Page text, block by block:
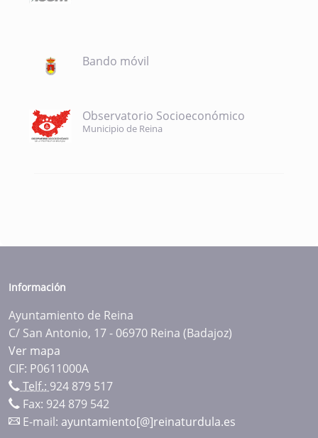
Bando móvil
Observatorio Socioeconómico
Municipio de Reina
Información
Ayuntamiento de Reina
C/ San Antonio, 17 - 06970 Reina (Badajoz)
Ver mapa
CIF: P0611000A
Telf.: 924 879 517
Fax: 924 879 542
E-mail: ayuntamiento[@]reinaturdula.es